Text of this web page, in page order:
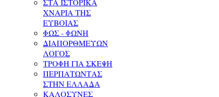
ΣΤΑ ΙΣΤΟΡΙΚΑ
ΧΝΑΡΙΑ ΤΗΣ
ΕΥΒΟΙΑΣ
ΦΩΣ - ΦΩΝΗ
ΔΙΑΠΟΡΘΜΕΥΩΝ
ΛΟΓΟΣ
ΤΡΟΦΗ ΓΙΑ ΣΚΕΨΗ
ΠΕΡΠΑΤΩΝΤΑΣ
ΣΤΗΝ ΕΛΛΑΔΑ
ΚΑΛΟΣΥΝΕΣ